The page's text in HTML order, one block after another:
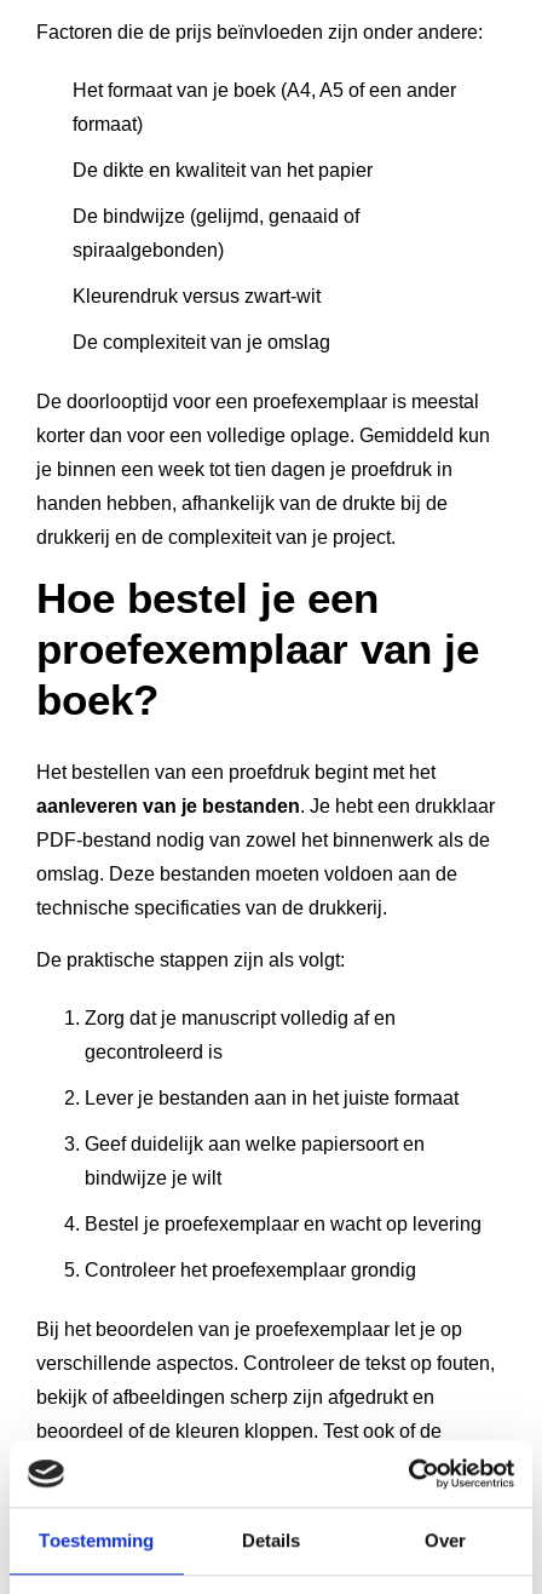
Toestemming Details Over
Factoren die de prijs beïnvloeden zijn onder andere:
Het formaat van je boek (A4, A5 of een ander
formaat)
De dikte en kwaliteit van het papier
De bindwijze (gelijmd, genaaid of
spiraalgebonden)
Kleurendruk versus zwart-wit
De complexiteit van je omslag
De doorlooptijd voor een proefexemplaar is meestal
korter dan voor een volledige oplage. Gemiddeld kun
je binnen een week tot tien dagen je proefdruk in
handen hebben, afhankelijk van de drukte bij de
drukkerij en de complexiteit van je project.
Hoe bestel je een
proefexemplaar van je
boek?
Het bestellen van een proefdruk begint met het
aanleveren van je bestanden. Je hebt een drukklaar
PDF-bestand nodig van zowel het binnenwerk als de
omslag. Deze bestanden moeten voldoen aan de
technische specificaties van de drukkerij.
De praktische stappen zijn als volgt:
Zorg dat je manuscript volledig af en
gecontroleerd is
Lever je bestanden aan in het juiste formaat
Geef duidelijk aan welke papiersoort en
bindwijze je wilt
Bestel je proefexemplaar en wacht op levering
Controleer het proefexemplaar grondig
Bij het beoordelen van je proefexemplaar let je op
verschillende aspectos. Controleer de tekst op fouten,
bekijk of afbeeldingen scherp zijn afgedrukt en
beoordeel of de kleuren kloppen. Test ook of de
binding stevig is en of alle pagina’s goed vastzitten.
aanpassen. Kleine correcties in de tekst zijn meestal